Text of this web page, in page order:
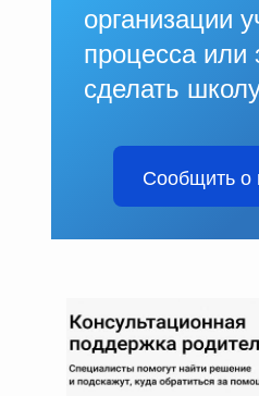
организации
процесса или
сделать
Сообщить о